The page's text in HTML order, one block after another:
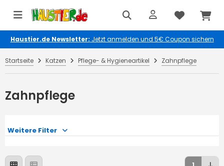
Haustier.de Newsletter: Jetzt anmelden und 5€ Coupon sichern
Startseite Katzen Pflege- & Hygieneartikel Zahnpflege
Zahnpflege
Weitere Filter